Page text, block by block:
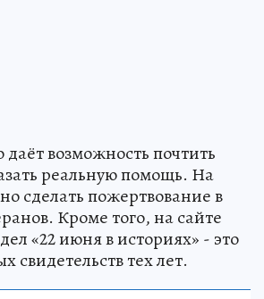
даёт возможность почтить
реальную помощь. На
сделать пожертвование в
Кроме того, на сайте
«22 июня в историях» - это
свидетельств тех лет.